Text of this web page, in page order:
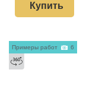
Купить
Примеры работ 6